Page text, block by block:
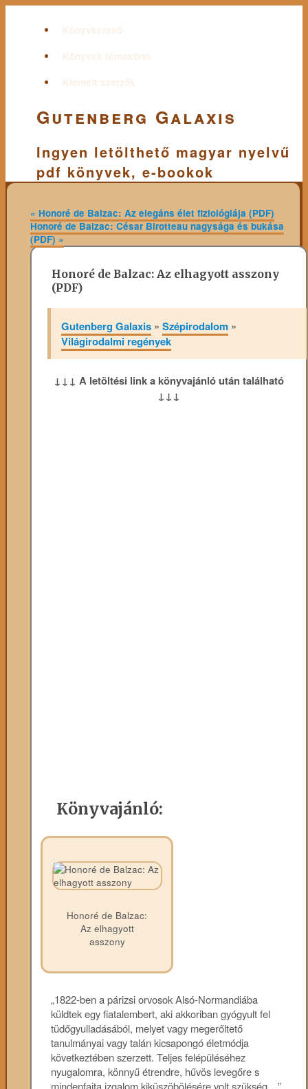
Könyvkereső
Könyvek témakörei
Kiemelt szerzők
Gutenberg Galaxis
Ingyen letölthető magyar nyelvű
pdf könyvek, e-bookok
« Honoré de Balzac: Az elegáns élet fiziológiája (PDF)
Honoré de Balzac: César Birotteau nagysága és bukása
(PDF)»
Honoré de Balzac: Az elhagyott asszony
(PDF)
Gutenberg Galaxis »Szépirodalom »
Világirodalmi regények
↓↓↓ A letöltési link a könyvajánló után található
↓↓↓
Könyvajánló:
Honoré de Balzac:
Az elhagyott
asszony
„1822-ben a párizsi orvosok Alsó-Normandiába
küldtek egy fiatalembert, aki akkoriban gyógyult fel
tüdőgyulladásából, melyet vagy megerőltető
tanulmányai vagy talán kicsapongó életmódja
következtében szerzett. Teljes felépüléséhez
nyugalomra, könnyű étrendre, hűvös levegőre s
mindenfajta izgalom kiküszöbölésére volt szükség…”